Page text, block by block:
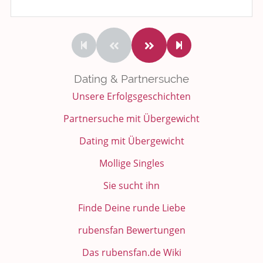
Dating & Partnersuche
Unsere Erfolgsgeschichten
Partnersuche mit Übergewicht
Dating mit Übergewicht
Mollige Singles
Sie sucht ihn
Finde Deine runde Liebe
rubensfan Bewertungen
Das rubensfan.de Wiki